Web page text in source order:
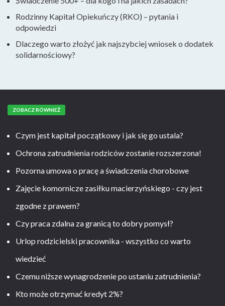
Rodzinny Kapitał Opiekuńczy (RKO) – pytania i
odpowiedzi
Dlaczego warto złożyć jak najszybciej wniosek o dodatek
solidarnościowy?
ZOBACZ RÓWNIEŻ
Czym jest kapitał początkowy i jak się go ustala?
Ochrona zatrudnienia rodziców zostanie rozszerzona!
Pozorna umowa o pracę a świadczenia chorobowe
Zajęcie komornicze zasiłku macierzyńskiego - czy jest
zgodne z prawem?
Czy praca zdalna za granicą to dobry pomysł?
Urlop rodzicielski pracownika - wszystko co warto
wiedzieć
Czemu niższe wynagrodzenie po ustaniu zatrudnienia?
Kto może otrzymać kredyt 2%?